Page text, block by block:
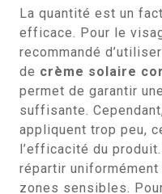
La quantité est un
efficace. Pour le
recommandé
de crème solaire
permet de garantir
suffisante.
appliquent trop peu,
l’efficacité du
répartir
zones sensibles.